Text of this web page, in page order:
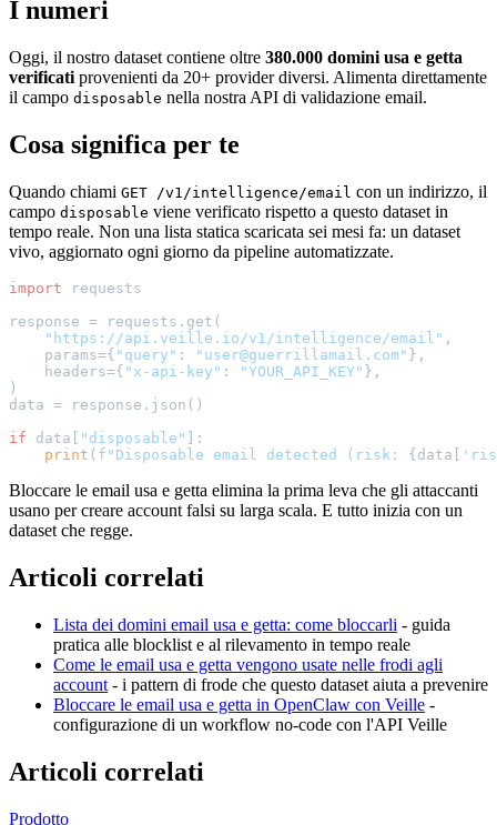
I numeri
Oggi, il nostro dataset contiene oltre 380.000 domini usa e getta
verificati provenienti da 20+ provider diversi. Alimenta direttamente
il campo disposable nella nostra API di validazione email.
Cosa significa per te
Quando chiami GET /v1/intelligence/email con un indirizzo, il
campo disposable viene verificato rispetto a questo dataset in
tempo reale. Non una lista statica scaricata sei mesi fa: un dataset
vivo, aggiornato ogni giorno da pipeline automatizzate.
import requests
response = requests.get(
"https://api.veille.io/v1/intelligence/email" ,
    params={
"query" : "user@guerrillamail.com" },
    headers={
"x-api-key" : "YOUR_API_KEY" },
)
data = response.json()
if data[ "disposable"
]:
print ( f"Disposable email detected (risk: {data[
Bloccare le email usa e getta elimina la prima leva che gli attaccanti
usano per creare account falsi su larga scala. E tutto inizia con un
dataset che regge.
Articoli correlati
Lista dei domini email usa e getta: come bloccarli - guida
pratica alle blocklist e al rilevamento in tempo reale
Come le email usa e getta vengono usate nelle frodi agli
account - i pattern di frode che questo dataset aiuta a prevenire
Bloccare le email usa e getta in OpenClaw con Veille -
configurazione di un workflow no-code con l'API Veille
Articoli correlati
Prodotto